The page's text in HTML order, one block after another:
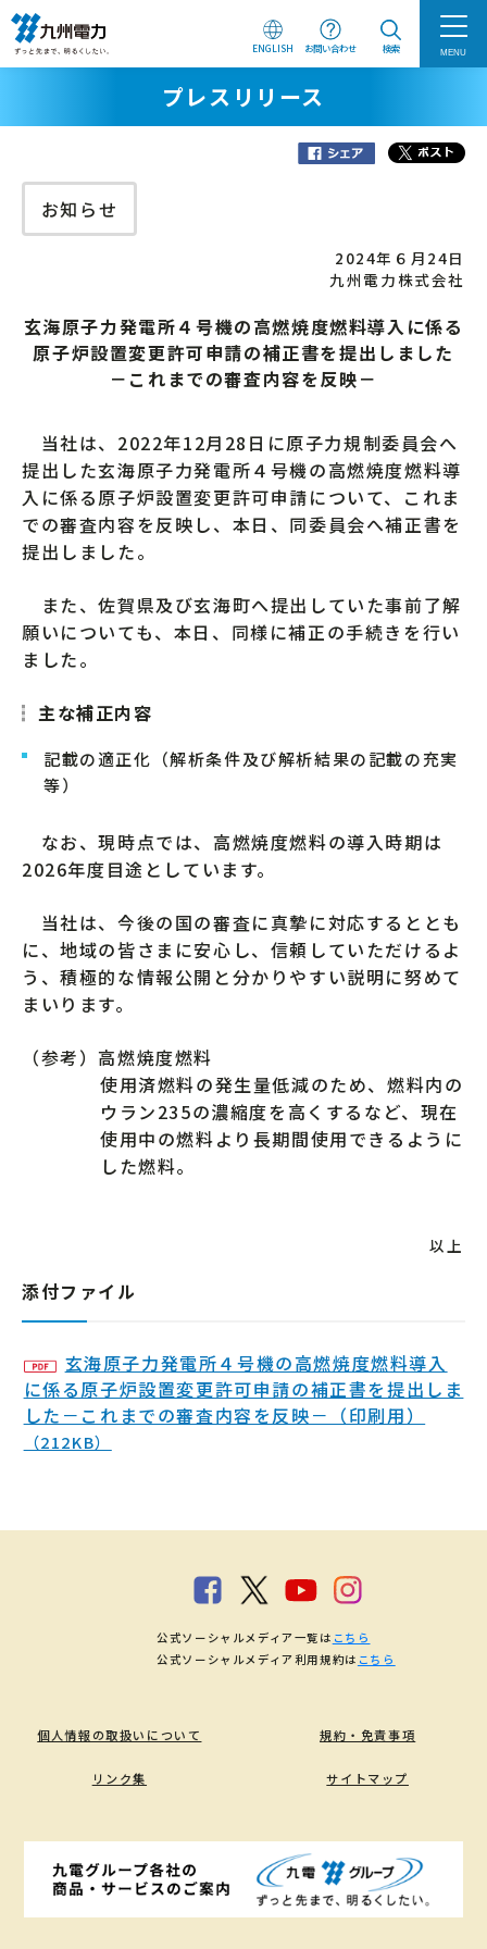
ENGLISH お問い合わせ 検索 MENU
プレスリリース
お知らせ
2024年６月24日
九州電力株式会社
玄海原子力発電所４号機の高燃焼度燃料導入に係る
原子炉設置変更許可申請の補正書を提出しました
－これまでの審査内容を反映－
当社は、2022年12月28日に原子力規制委員会へ
提出した玄海原子力発電所４号機の高燃焼度燃料導
入に係る原子炉設置変更許可申請について、これま
での審査内容を反映し、本日、同委員会へ補正書を
提出しました。
また、佐賀県及び玄海町へ提出していた事前了解
願いについても、本日、同様に補正の手続きを行い
ました。
主な補正内容
記載の適正化（解析条件及び解析結果の記載の充実
等）
なお、現時点では、高燃焼度燃料の導入時期は
2026年度目途としています。
当社は、今後の国の審査に真摯に対応するととも
に、地域の皆さまに安心し、信頼していただけるよ
う、積極的な情報公開と分かりやすい説明に努めて
まいります。
（参考）高燃焼度燃料
使用済燃料の発生量低減のため、燃料内の
ウラン235の濃縮度を高くするなど、現在
使用中の燃料より長期間使用できるように
した燃料。
以上
添付ファイル
玄海原子力発電所４号機の高燃焼度燃料導入
に係る原子炉設置変更許可申請の補正書を提出しま
した－これまでの審査内容を反映－（印刷用）
（212KB）
個人情報の取扱いについて 規約・免責事項
リンク集 サイトマップ
公式ソーシャルメディア一覧は こちら
公式ソーシャルメディア利用規約は こちら